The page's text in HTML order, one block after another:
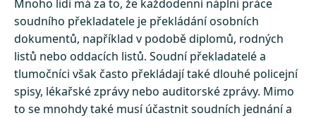
Mnoho lidí má za to, že každodenní náplní práce
soudního překladatele je překládání osobních
dokumentů, například v podobě diplomů, rodných
listů nebo oddacích listů. Soudní překladatelé a
tlumočníci však často překládají také dlouhé policejní
spisy, lékařské zprávy nebo auditorské zprávy. Mimo
to se mnohdy také musí účastnit soudních jednání a